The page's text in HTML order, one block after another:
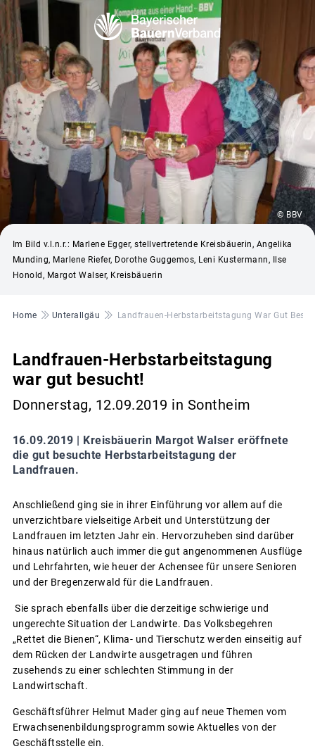
© BBV
Im Bild v.l.n.r.: Marlene Egger, stellvertretende Kreisbäuerin, Angelika
Munding, Marlene Riefer, Dorothe Guggemos, Leni Kustermann, Ilse
Honold, Margot Walser, Kreisbäuerin
Pfadnavigation
Home Unterallgäu Landfrauen-Herbstarbeitstagung War Gut
Landfrauen-Herbstarbeitstagung
war gut besucht!
Donnerstag, 12.09.2019 in Sontheim
16.09.2019 |
Kreisbäuerin Margot Walser eröffnete
die gut besuchte Herbstarbeitstagung der
Landfrauen.
Anschließend ging sie in ihrer Einführung vor allem auf die
unverzichtbare vielseitige Arbeit und Unterstützung der
Landfrauen im letzten Jahr ein. Hervorzuheben sind darüber
hinaus natürlich auch immer die gut angenommenen Ausflüge
und Lehrfahrten, wie heuer der Achensee für unsere Senioren
und der Bregenzerwald für die Landfrauen.
Sie sprach ebenfalls über die derzeitige schwierige und
ungerechte Situation der Landwirte. Das Volksbegehren
„Rettet die Bienen“, Klima- und Tierschutz werden einseitig auf
dem Rücken der Landwirte ausgetragen und führen
zusehends zu einer schlechten Stimmung in der
Landwirtschaft.
Geschäftsführer Helmut Mader ging auf neue Themen vom
Erwachsenenbildungsprogramm sowie Aktuelles von der
Geschäftsstelle ein.